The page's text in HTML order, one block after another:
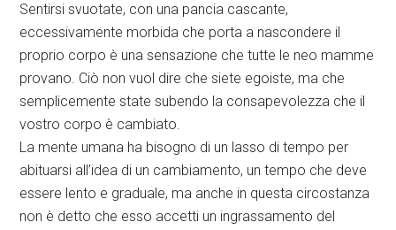
Sentirsi svuotate, con una pancia cascante,
eccessivamente morbida che porta a nascondere il
proprio corpo è una sensazione che tutte le neo mamme
provano. Ciò non vuol dire che siete egoiste, ma che
semplicemente state subendo la consapevolezza che il
vostro corpo è cambiato.
La mente umana ha bisogno di un lasso di tempo per
abituarsi all’idea di un cambiamento, un tempo che deve
essere lento e graduale, ma anche in questa circostanza
non è detto che esso accetti un ingrassamento del